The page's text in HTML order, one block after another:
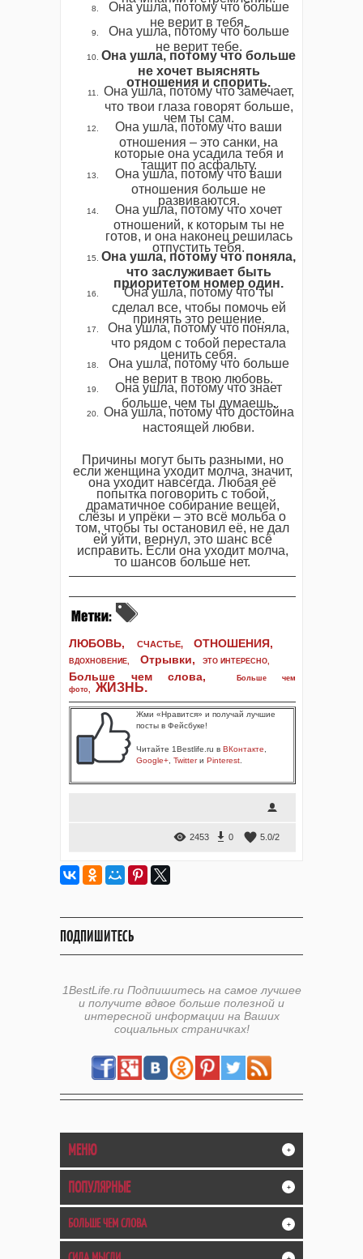
Она ушла, потому что больше
не верит в тебя.
Она ушла, потому что больше
не верит тебе.
Она ушла, потому что больше
не хочет выяснять
отношения и спорить.
Она ушла, потому что замечает,
что твои глаза говорят больше,
чем ты сам.
Она ушла, потому что ваши
отношения – это санки, на
которые она усадила тебя и
тащит по асфальту.
Она ушла, потому что ваши
отношения больше не
развиваются.
Она ушла, потому что хочет
отношений, к которым ты не
готов, и она наконец решилась
отпустить тебя.
Она ушла, потому что поняла,
что заслуживает быть
приоритетом номер один.
Она ушла, потому что ты
сделал все, чтобы помочь ей
принять это решение.
Она ушла, потому что поняла,
что рядом с тобой перестала
ценить себя.
Она ушла, потому что больше
не верит в твою любовь.
Она ушла, потому что знает
больше, чем ты думаешь.
Она ушла, потому что достойна
настоящей любви.
Причины могут быть разными, но
если женщина уходит молча, значит,
она уходит навсегда. Любая её
попытка поговорить с тобой,
драматичное собирание вещей,
слёзы и упрёки – это всё мольба о
том, чтобы ты остановил её, не дал
ей уйти, вернул, это шанс всё
исправить. Если она уходит молча,
то шансов больше нет.
ЛЮБОВЬ, СЧАСТЬЕ, ОТНОШЕНИЯ,
ВДОХНОВЕНИЕ, Отрывки, ЭТО ИНТЕРЕСНО,
Больше чем слова,
Больше чем
фото, ЖИЗНЬ.
Жми «Нравится» и получай лучшие
посты в Фейсбуке!
Читайте 1Bestlife.ru в ВКонтакте
Google+ Twitterи Pinterest
2453 0 5.0/2
ПОДПИШИТЕСЬ
1BestLife.ru Подпишитесь на самое лучшее
и получите вдвое больше полезной и
интересной информации на Ваших
социальных страничках!
МЕНЮ +
ПОПУЛЯРНЫЕ +
БОЛЬШЕ ЧЕМ СЛОВА +